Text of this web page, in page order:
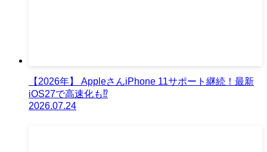
【2026年】 AppleさんiPhone 11サポート継続！最新
iOS27で高速化も⁉︎
2026.07.24